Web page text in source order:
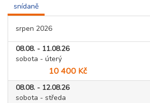
snídaně
srpen 2026
08.08. - 11.08.26
sobota - úterý
10 400 Kč
08.08. - 12.08.26
sobota - středa